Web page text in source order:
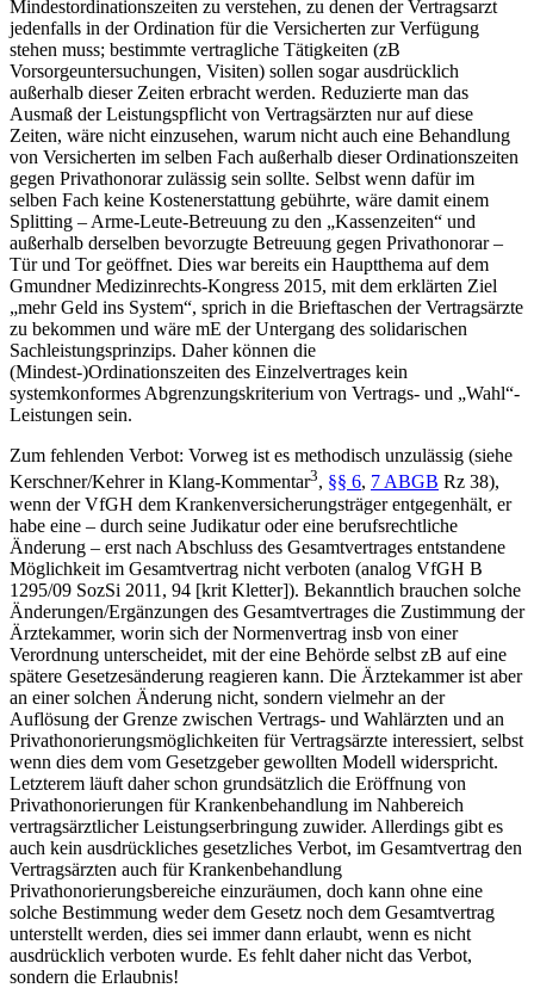
Mindestordinationszeiten zu verstehen, zu denen der Vertragsarzt
jedenfalls in der Ordination für die Versicherten zur Verfügung
stehen muss; bestimmte vertragliche Tätigkeiten (zB
Vorsorgeuntersuchungen, Visiten) sollen sogar ausdrücklich
außerhalb dieser Zeiten erbracht werden. Reduzierte man das
Ausmaß der Leistungspflicht von Vertragsärzten nur auf diese
Zeiten, wäre nicht einzusehen, warum nicht auch eine Behandlung
von Versicherten im selben Fach außerhalb dieser Ordinationszeiten
gegen Privathonorar zulässig sein sollte. Selbst wenn dafür im
selben Fach keine Kostenerstattung gebührte, wäre damit einem
Splitting – Arme-Leute-Betreuung zu den „Kassenzeiten“ und
außerhalb derselben bevorzugte Betreuung gegen Privathonorar –
Tür und Tor geöffnet. Dies war bereits ein Hauptthema auf dem
Gmundner Medizinrechts-Kongress 2015, mit dem erklärten Ziel
„mehr Geld ins System“, sprich in die Brieftaschen der Vertragsärzte
zu bekommen und wäre mE der Untergang des solidarischen
Sachleistungsprinzips. Daher können die
(Mindest-)Ordinationszeiten des Einzelvertrages kein
systemkonformes Abgrenzungskriterium von Vertrags- und „Wahl“-
Leistungen sein.
Zum fehlenden Verbot: Vorweg ist es methodisch unzulässig (siehe
Kerschner/Kehrerin Klang-Kommentar3, §§ 6, 7 ABGB Rz 38),
wenn der VfGH dem Krankenversicherungsträger entgegenhält, er
habe eine – durch seine Judikatur oder eine berufsrechtliche
Änderung – erst nach Abschluss des Gesamtvertrages entstandene
Möglichkeit im Gesamtvertrag nicht verboten (analog VfGH B
1295/09 SozSi 2011, 94 [krit Kletter]). Bekanntlich brauchen solche
Änderungen/Ergänzungen des Gesamtvertrages die Zustimmung der
Ärztekammer, worin sich der Normenvertrag insb von einer
Verordnung unterscheidet, mit der eine Behörde selbst zB auf eine
spätere Gesetzesänderung reagieren kann. Die Ärztekammer ist aber
an einer solchen Änderung nicht, sondern vielmehr an der
Auflösung der Grenze zwischen Vertrags- und Wahlärzten und an
Privathonorierungsmöglichkeiten für Vertragsärzte interessiert, selbst
wenn dies dem vom Gesetzgeber gewollten Modell widerspricht.
Letzterem läuft daher schon grundsätzlich die Eröffnung von
Privathonorierungen für Krankenbehandlung im Nahbereich
vertragsärztlicher Leistungserbringung zuwider. Allerdings gibt es
auch kein ausdrückliches gesetzliches Verbot, im Gesamtvertrag den
Vertragsärzten auch für Krankenbehandlung
Privathonorierungsbereiche einzuräumen, doch kann ohne eine
solche Bestimmung weder dem Gesetz noch dem Gesamtvertrag
unterstellt werden, dies sei immer dann erlaubt, wenn es nicht
ausdrücklich verboten wurde. Es fehlt daher nicht das Verbot,
sondern die Erlaubnis!